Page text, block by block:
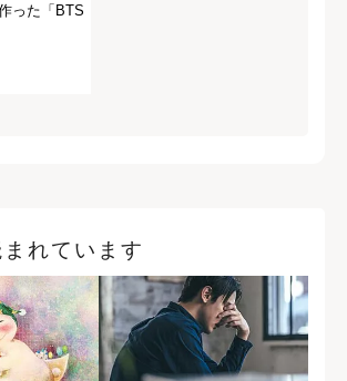
った「BTS
れています